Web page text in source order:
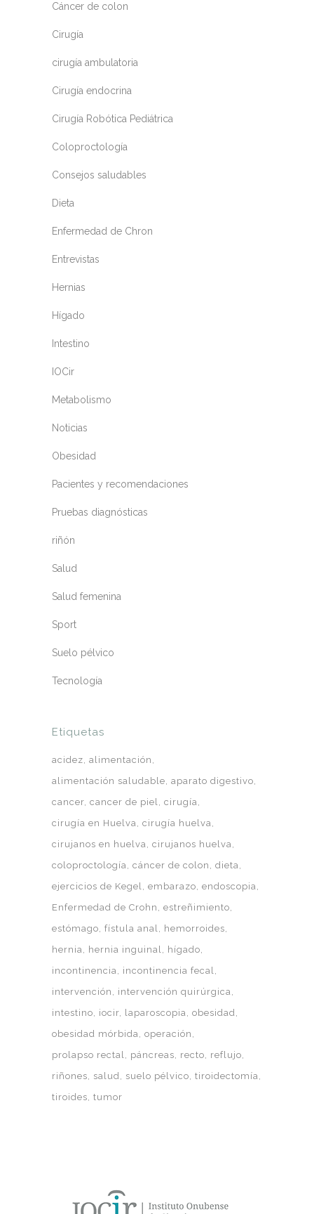
Cáncer de colon
Cirugía
cirugía ambulatoria
Cirugía endocrina
Cirugía Robótica Pediátrica
Coloproctología
Consejos saludables
Dieta
Enfermedad de Chron
Entrevistas
Hernias
Hígado
Intestino
IOCir
Metabolismo
Noticias
Obesidad
Pacientes y recomendaciones
Pruebas diagnósticas
riñón
Salud
Salud femenina
Sport
Suelo pélvico
Tecnología
Etiquetas
acidez alimentación
alimentación saludable aparato digestivo
cancer cancer de piel cirugía
cirugía en Huelva cirugía huelva
cirujanos en huelva cirujanos huelva
coloproctología cáncer de colon
dieta
ejercicios de Kegel embarazo endoscopia
Enfermedad de Crohn
estreñimiento
estómago fístula anal
hemorroides
hernia
hernia inguinal
hígado
incontinencia
incontinencia fecal
intervención
intervención quirúrgica
intestino
iocir laparoscopia obesidad
obesidad mórbida operación
prolapso rectal
páncreas recto
reflujo
riñones
salud suelo pélvico tiroidectomía
tiroides tumor